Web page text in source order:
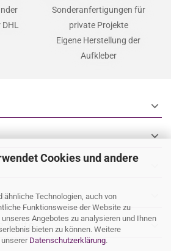
Cookies und andere
ähnliche Technologien, auch von
Funktionsweise der Website zu
Angebotes zu analysieren und Ihnen
bieten zu können. Weitere
Datenschutzerklärung.
Sonderanfertigungen für
private Projekte
Eigene Herstellung der
Aufkleber
expand_more
expand_more
Seite expand_more